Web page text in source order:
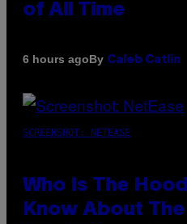
of All Time
6 hours agoBy Caleb Catlin
SCREENSHOT: NETEASE
Who Is The
Know About